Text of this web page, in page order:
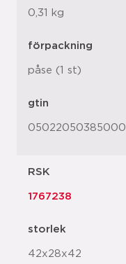
0,31 kg
förpackning
påse (1 st)
gtin
05022050385000
RSK
1767238
storlek
42x28x42